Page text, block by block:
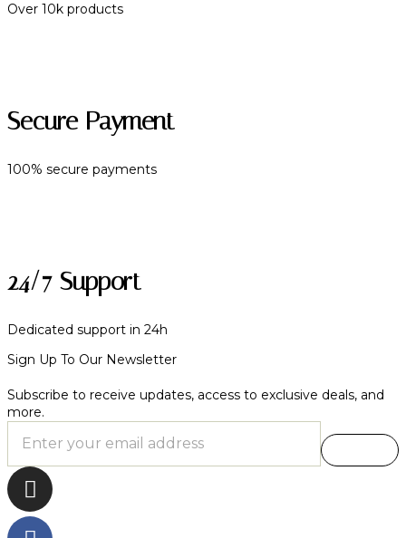
Over 10k products
Secure Payment
100% secure payments
24/7 Support
Dedicated support in 24h
Sign Up To Our Newsletter
Subscribe to receive updates, access to exclusive deals, and
more.